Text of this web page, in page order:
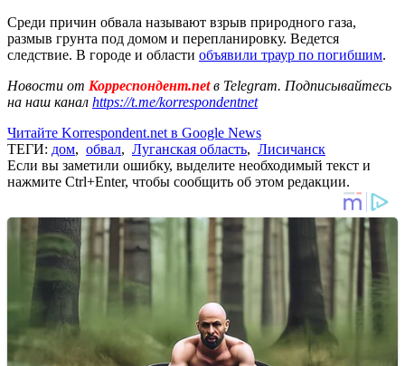
Среди причин обвала называют взрыв природного газа,
размыв грунта под домом и перепланировку. Ведется
следствие. В городе и области объявили траур по погибшим.
Новости от Корреспондент.netв Telegram. Подписывайтесь
на наш канал https://t.me/korrespondentnet
Читайте Korrespondent.net в Google News
ТЕГИ: дом, обвал, Луганская область, Лисичанск
Если вы заметили ошибку, выделите необходимый текст и
нажмите Ctrl+Enter, чтобы сообщить об этом редакции.